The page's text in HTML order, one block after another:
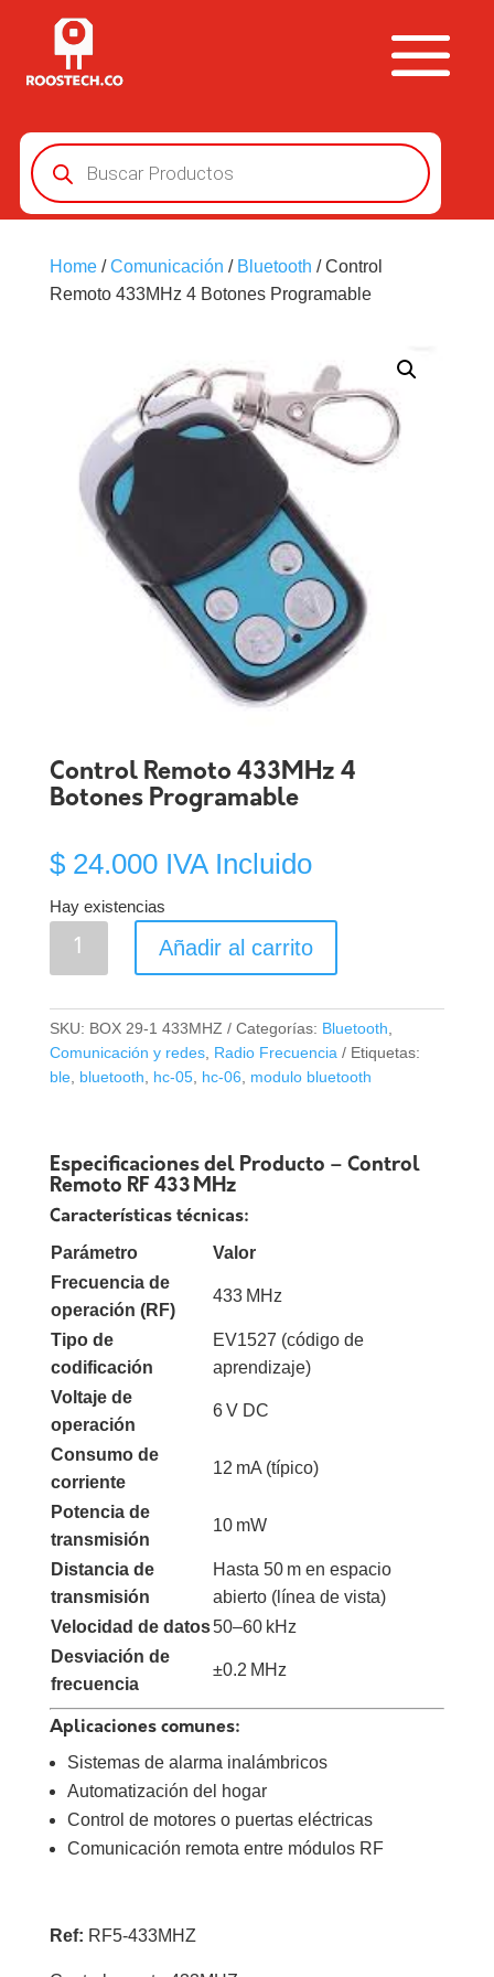
Búsqueda
de
productos
Home/Comunicación / Bluetooth / Control
Remoto 433MHz 4 Botones Programable
Control Remoto 433MHz 4
Botones Programable
$24.000 IVA Incluido
Hay existencias
Control
Botones
Programable
Añadir al carrito
SKU: BOX 29-1 433MHZ Categorías: Bluetooth,
Comunicación y redes, Radio Frecuencia
Etiquetas:
ble, bluetooth, hc-05, hc-06, modulo bluetooth
Especificaciones del Producto – Control
Remoto RF 433 MHz
Características técnicas:
Parámetro
Valor
Frecuencia de
operación (RF)
433 MHz
Tipo de
codificación
EV1527 (código de
aprendizaje)
Voltaje de
operación
6 V DC
Consumo de
corriente
12 mA (típico)
Potencia de
transmisión
10 mW
Distancia de
transmisión
Hasta 50 m en espacio
abierto (línea de vista)
Velocidad de datos50–60 kHz
Desviación de
frecuencia
±0.2 MHz
Aplicaciones comunes:
Sistemas de alarma inalámbricos
Automatización del hogar
Control de motores o puertas eléctricas
Comunicación remota entre módulos RF
Ref: RF5-433MHZ